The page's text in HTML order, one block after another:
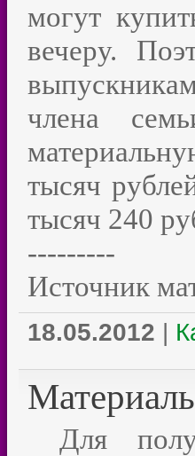
могут
вечеру.
члена
тысяч
тысяч 240
---------
Источник
18.05.2012 |
Для